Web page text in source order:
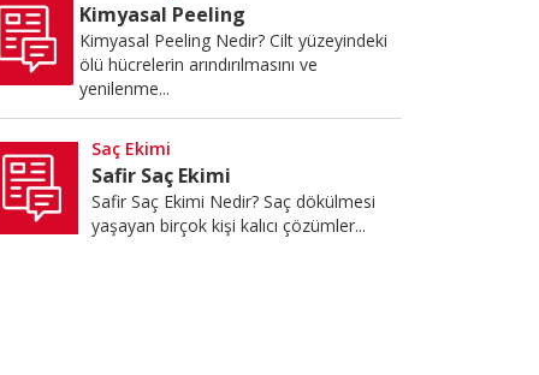
Kimyasal Peeling
Kimyasal Peeling Nedir? Cilt yüzeyindeki
ölü hücrelerin arındırılmasını ve
yenilenme...
Saç Ekimi
Safir Saç Ekimi
Safir Saç Ekimi Nedir? Saç dökülmesi
yaşayan birçok kişi kalıcı çözümler...